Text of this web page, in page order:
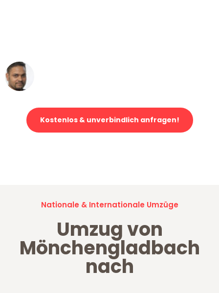
Kostenlos & unverbindlich anfragen!
Nationale & Internationale Umzüge
Umzug von
Mönchengladbach
nach